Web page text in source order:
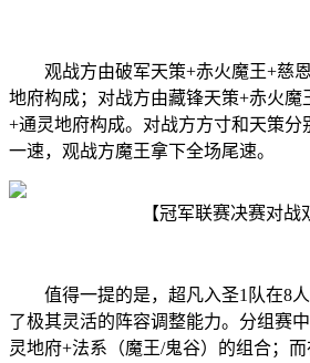
观战方由破军天策+赤火魔王+慈
地府构成；对战方由藏锋天策+赤火魔
+通灵地府构成。对战方方寸和天策分
一速，观战方魔王拿下全场尾速。
【冠军联赛决赛对战
值得一提的是，超凡入圣1队在8
了极其灵活的阵容调整能力。分组赛
灵地府+法系（魔王/鬼谷）的组合；